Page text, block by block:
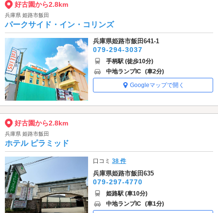
好古園から2.8km
兵庫県 姫路市飯田
パークサイド・イン・コリンズ
兵庫県姫路市飯田641-1
079-294-3037
手柄駅 (徒歩10分)
中地ランプIC (車2分)
Googleマップで開く
好古園から2.8km
兵庫県 姫路市飯田
ホテル ピラミッド
口コミ38 件
兵庫県姫路市飯田635
079-297-4770
姫路駅 (車10分)
中地ランプIC (車1分)